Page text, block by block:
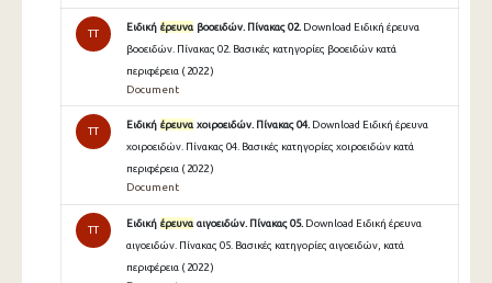
TT
Ειδική έρευνα βοοειδών. Πίνακας 02. Download Ειδική έρευνα
βοοειδών. Πίνακας 02. Βασικές κατηγορίες βοοειδών κατά
περιφέρεια ( 2022 )
Document
TT
Ειδική έρευνα χοιροειδών. Πίνακας 04. Download Ειδική έρευνα
χοιροειδών. Πίνακας 04. Βασικές κατηγορίες χοιροειδών κατά
περιφέρεια ( 2022 )
Document
TT
Ειδική έρευνα αιγοειδών. Πίνακας 05. Download Ειδική έρευνα
αιγοειδών. Πίνακας 05. Βασικές κατηγορίες αιγοειδών, κατά
περιφέρεια ( 2022 )